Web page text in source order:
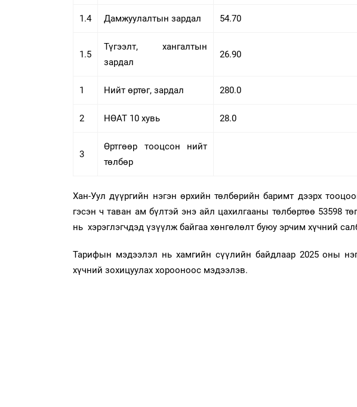
1.4 Дамжуулалтын зардал 54.70
1.5
Түгээлт, хангалтын
зардал
26.90
1 Нийт өртөг, зардал 280.0
2 НӨАТ 10 хувь 28.0
3
Өртгөөр тооцсон нийт
төлбөр
Хан-Уул дүүргийн нэгэн өрхийн төлбөрийн баримт дээрх
гэсэн ч таван ам бүлтэй энэ айл цахилгааны төлбөртөө 53598
нь хэрэглэгчдэд үзүүлж байгаа хөнгөлөлт буюу эрчим хүчний
Тарифын мэдээлэл нь хамгийн сүүлийн байдлаар 2025 оны
хүчний зохицуулах хорооноос мэдээлэв.